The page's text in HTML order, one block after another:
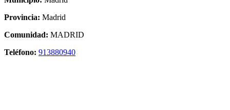
Provincia: Madrid
Comunidad: MADRID
Teléfono: 913880940